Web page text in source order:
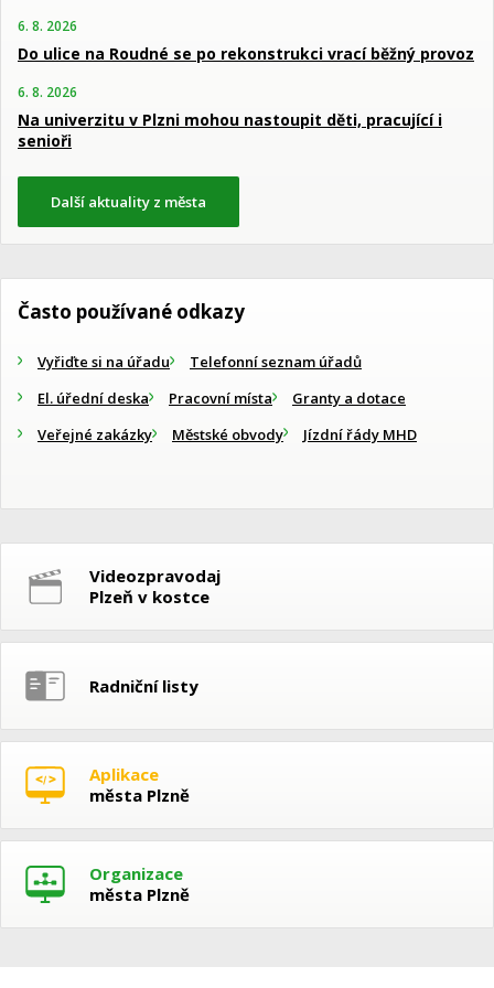
6. 8. 2026
Do ulice na Roudné se po rekonstrukci vrací běžný provoz
6. 8. 2026
Na univerzitu v Plzni mohou nastoupit děti, pracující i
senioři
Další aktuality z města
Často používané odkazy
Vyřiďte si na úřadu
Telefonní seznam úřadů
El. úřední deska
Pracovní místa
Granty a dotace
Veřejné zakázky
Městské obvody Jízdní řády MHD
Videozpravodaj
Plzeň v kostce
Radniční listy
Aplikace
města Plzně
Organizace
města Plzně